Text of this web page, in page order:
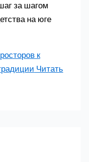
за шагом
на юге
к
Читать